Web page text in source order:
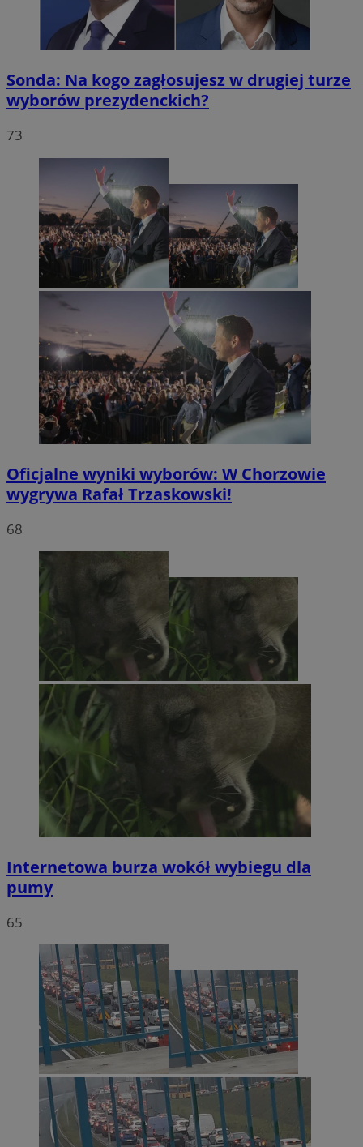
Sonda: Na kogo zagłosujesz w drugiej turze
wyborów prezydenckich?
73
Oficjalne wyniki wyborów: W Chorzowie
wygrywa Rafał Trzaskowski!
68
Internetowa burza wokół wybiegu dla
pumy
65